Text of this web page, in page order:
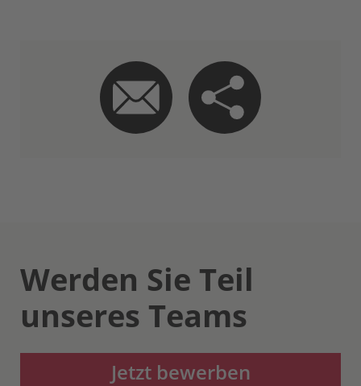
Werden Sie Teil
unseres Teams
Jetzt bewerben